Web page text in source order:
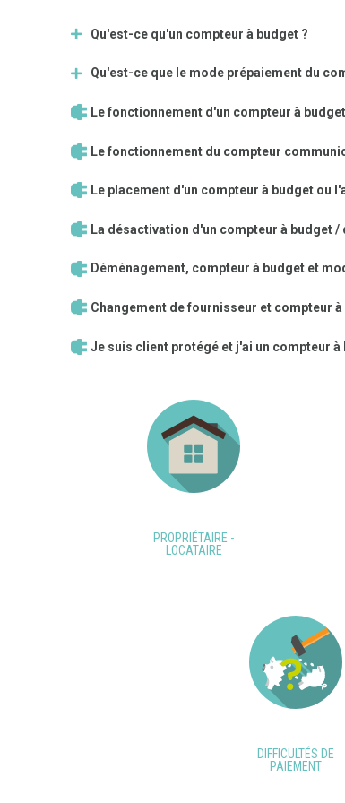
Qu'est-ce qu'un compteur à budget ?
Qu'est-ce que le mode prépaiement du
Le fonctionnement d'un compteur à budget
Le fonctionnement du compteur
Le placement d'un compteur à budget ou
La désactivation d'un compteur à budget
Déménagement, compteur à budget et
Changement de fournisseur et compteur
Je suis client protégé et j'ai un compteur
PROPRIÉTAIRE -
LOCATAIRE
DIFFICULTÉS DE
PAIEMENT